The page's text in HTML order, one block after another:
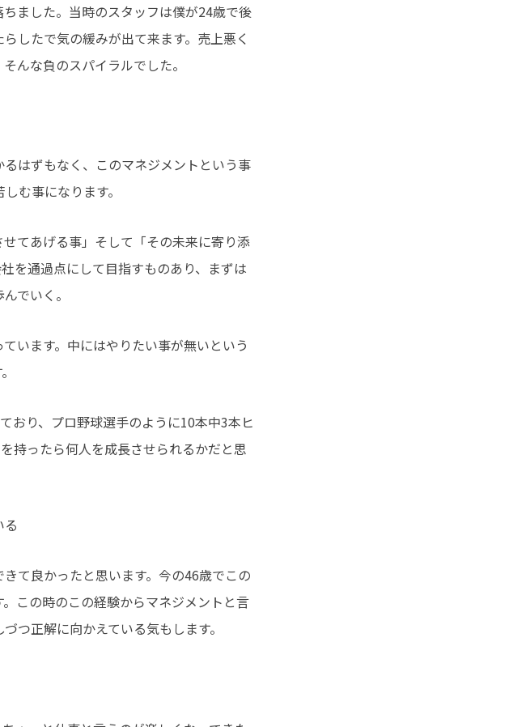
ました。当時のスタッフは僕が24歳で後
したで気の緩みが出て来ます。売上悪く
んな負のスパイラルでした。
はずもなく、このマネジメントという事
む事になります。
てあげる事」そして「その未来に寄り添
を通過点にして目指すものあり、まずは
でいく。
います。中にはやりたい事が無いという
おり、プロ野球選手のように10本中3本ヒ
持ったら何人を成長させられるかだと思
て良かったと思います。今の46歳でこの
この時のこの経験からマネジメントと言
つ正解に向かえている気もします。